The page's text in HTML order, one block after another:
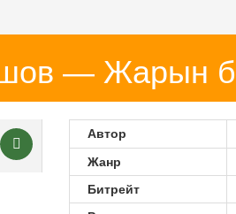
— Жарын
Автор
Жанр
Битрейт